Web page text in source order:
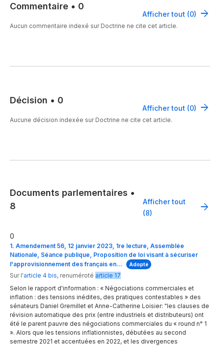
Commentaire • 0
Afficher tout (0)
Aucun commentaire indexé sur Doctrine ne cite cet article.
Décision • 0
Afficher tout (0)
Aucune décision indexée sur Doctrine ne cite cet article.
Documents parlementaires •
8
Afficher tout
(8)
0
1. Amendement 56, 12 janvier 2023, 1re lecture, Assemblée
Nationale, Séance publique, Proposition de loi visant à sécuriser
l'approvisionnement des français en…
Adopté
Sur l'article 4 bis, renuméroté article 17
Selon le rapport d'information : « Négociations commerciales et
inflation : des tensions inédites, des pratiques contestables » des
sénateurs Daniel Gremillet et Anne-Catherine Loisier: "les clauses de
révision automatique des prix (entre industriels et distributeurs) ont
été le parent pauvre des négociations commerciales du « round n° 1
». Alors que les tensions inflationnistes, débutées au second
semestre 2021 et accentuées en 2022, et les divergences